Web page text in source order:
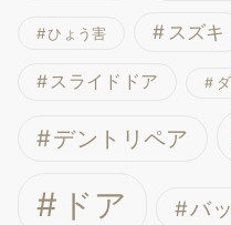
ひょう害 スズキ
スライドドア
デントリペア
ドア バ